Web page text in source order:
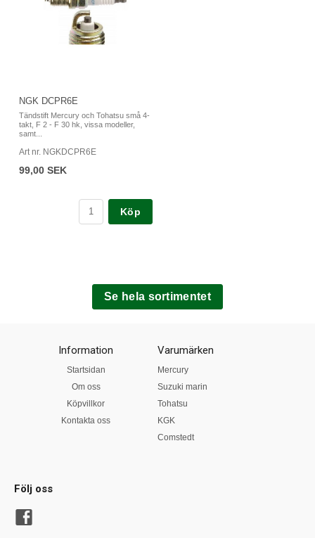
NGK DCPR6E
Tändstift Mercury och Tohatsu små 4-
takt, F 2 - F 30 hk, vissa modeller,
samt...
Art nr. NGKDCPR6E
99,00 SEK
Köp
Se hela sortimentet
Information
Startsidan
Om oss
Köpvillkor
Kontakta oss
Varumärken
Mercury
Suzuki marin
Tohatsu
KGK
Comstedt
Följ oss